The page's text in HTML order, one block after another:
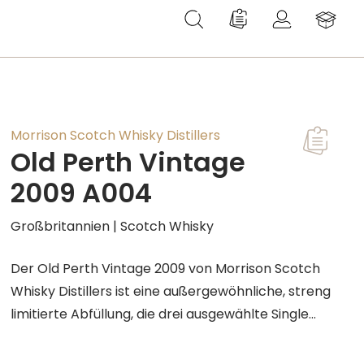
Du hast 0 Produkte
Morrison Scotch Whisky Distillers
Old Perth Vintage
2009 A004
Großbritannien | Scotch Whisky
Der Old Perth Vintage 2009 von Morrison Scotch
Whisky Distillers ist eine außergewöhnliche, streng
limitierte Abfüllung, die drei ausgewählte Single